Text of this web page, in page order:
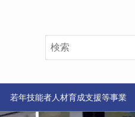
若年技能者人材育成支援等事業